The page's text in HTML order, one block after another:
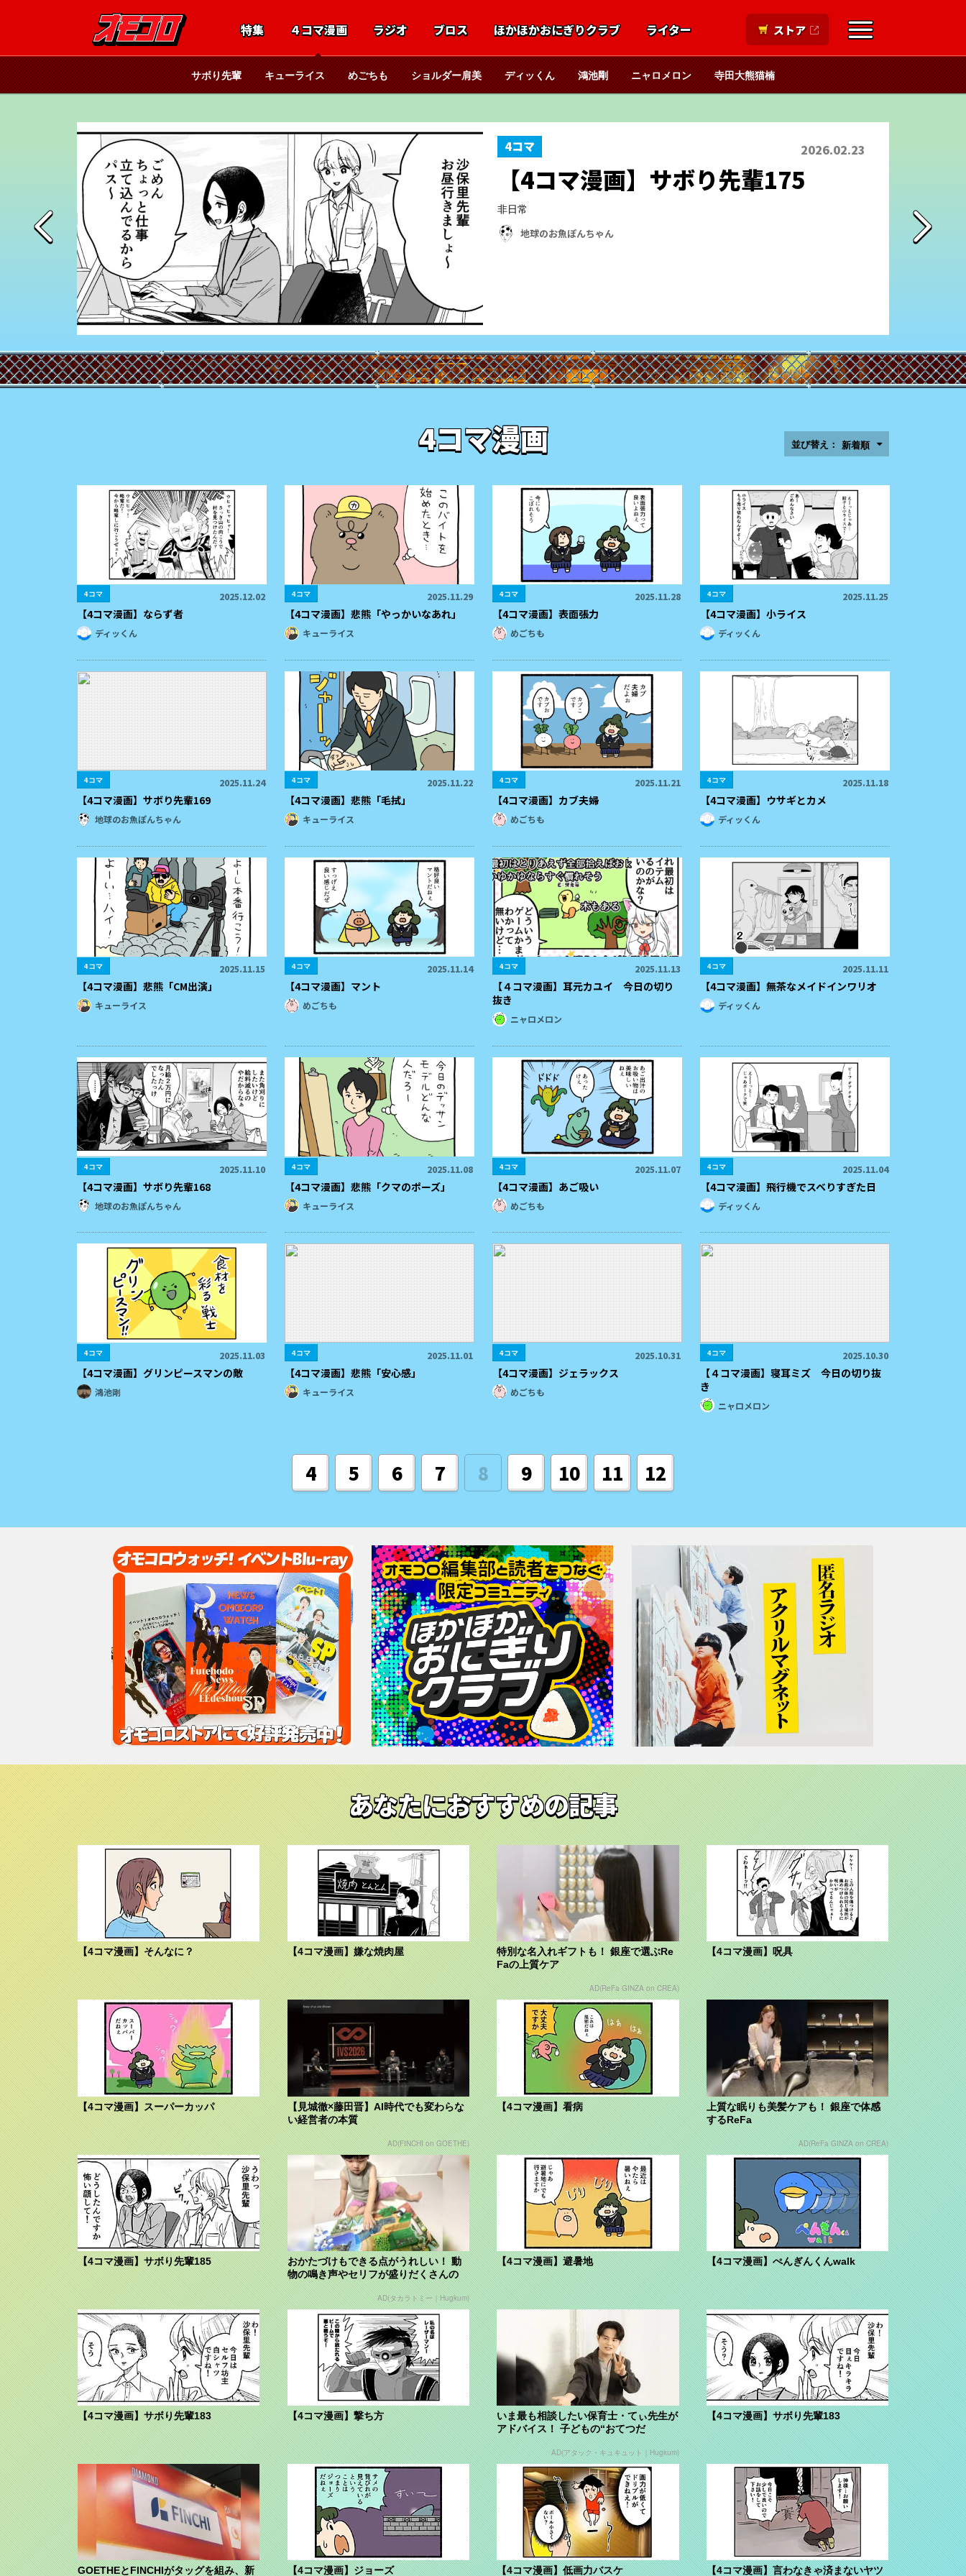
特集 ４コマ漫画 ラジオ ブロス ほかほかおにぎりクラブ ライター ストア
サボり先輩 キューライス めごちも ショルダー肩美 ディッくん 鴻池剛 ニャロメロン 寺田大熊猫楠
4コマ 2026.02.23
【4コマ漫画】サボり先輩175
非日常
地球のお魚ぽんちゃん
4コマ漫画 並び替え： 新着順
4コマ 2025.12.02
【4コマ漫画】ならず者
ディッくん
4コマ 2025.11.29
【4コマ漫画】悲熊「やっかいなあれ」
キューライス
4コマ 2025.11.28
【4コマ漫画】表面張力
めごちも
4コマ 2025.11.25
【4コマ漫画】小ライス
ディッくん
4コマ 2025.11.24
【4コマ漫画】サボり先輩169
地球のお魚ぽんちゃん
4コマ 2025.11.22
【4コマ漫画】悲熊「毛拭」
キューライス
4コマ 2025.11.21
【4コマ漫画】カブ夫婦
めごちも
4コマ 2025.11.18
【4コマ漫画】ウサギとカメ
ディッくん
4コマ 2025.11.15
【4コマ漫画】悲熊「CM出演」
キューライス
4コマ 2025.11.14
【4コマ漫画】マント
めごちも
4コマ 2025.11.13
【４コマ漫画】耳元カユイ 今日の切り
抜き
ニャロメロン
4コマ 2025.11.11
【4コマ漫画】無茶なメイドインワリオ
ディッくん
4コマ 2025.11.10
【4コマ漫画】サボり先輩168
地球のお魚ぽんちゃん
4コマ 2025.11.08
【4コマ漫画】悲熊「クマのポーズ」
キューライス
4コマ 2025.11.07
【4コマ漫画】あご吸い
めごちも
4コマ 2025.11.04
【4コマ漫画】飛行機でスベりすぎた日
ディッくん
4コマ 2025.11.03
【4コマ漫画】グリンピースマンの敵
鴻池剛
4コマ 2025.11.01
【4コマ漫画】悲熊「安心感」
キューライス
4コマ 2025.10.31
【4コマ漫画】ジェラックス
めごちも
4コマ 2025.10.30
【４コマ漫画】寝耳ミズ 今日の切り抜
き
ニャロメロン
4 5 6 7 8 9 10 11 12
あなたにおすすめの記事
【4コマ漫画】そんなに？ 【4コマ漫画】嫌な焼肉屋
特別な名入れギフトも！ 銀座で選ぶRe
Faの上質ケア
AD(ReFa GINZA on CREA)
【4コマ漫画】呪具
【4コマ漫画】スーパーカッパ
【見城徹×藤田晋】AI時代でも変わらな
い経営者の本質
AD(FINCHI on GOETHE)
【4コマ漫画】看病
上質な眠りも美髪ケアも！ 銀座で体感
するReFa
AD(ReFa GINZA on CREA)
【4コマ漫画】サボり先輩185
おかたづけもできる点がうれしい！ 動
物の鳴き声やセリフが盛りだくさんの
「アニア ...
AD(タカラトミー｜Hugkum)
【4コマ漫画】避暑地 【4コマ漫画】ぺんぎんくんwalk
【4コマ漫画】サボり先輩183 【4コマ漫画】撃ち方
いま最も相談したい保育士・てぃ先生が
アドバイス！ 子どもの“おてつだ
い”に、どん...
AD(アタック・キュキュット｜Hugkum)
【4コマ漫画】サボり先輩183
GOETHEとFINCHIがタッグを組み、新 【4コマ漫画】ジョーズ 【4コマ漫画】低画力バスケ 【4コマ漫画】言わなきゃ済まないヤツ